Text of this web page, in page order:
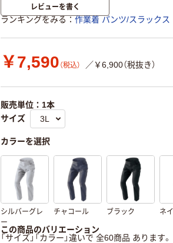
レビューを書く
ランキングをみる 作業着 パンツ/スラックス
￥7,590 （税込） ／￥6,900（税抜き）
販売単位：1本
サイズ
カラーを選択
シルバーグレ
ー
チャコール ブラック ネ
この商品のバリエーション
「サイズ」「カラー」違いで 全60商品 あります。